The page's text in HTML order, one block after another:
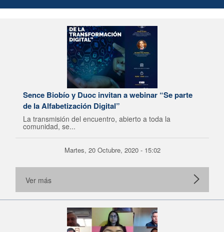
Sence Biobío y Duoc invitan a webinar “Se parte
de la Alfabetización Digital”
La transmisión del encuentro, abierto a toda la
comunidad, se...
Martes, 20 Octubre, 2020 - 15:02
Ver más